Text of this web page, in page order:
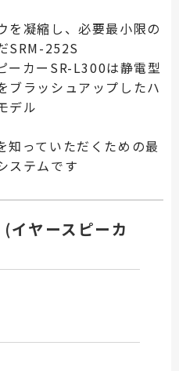
を凝縮し、必要最小限の
SRM-252S
ーカーSR-L300は静電型
ブラッシュアップしたハ
デル
知っていただくための最
ステムです
イヤースピーカ